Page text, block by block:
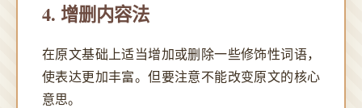
4. 增删内容法
在原文基础上适当增加或删除一些修饰性词语，
使表达更加丰富。但要注意不能改变原文的核心
意思。